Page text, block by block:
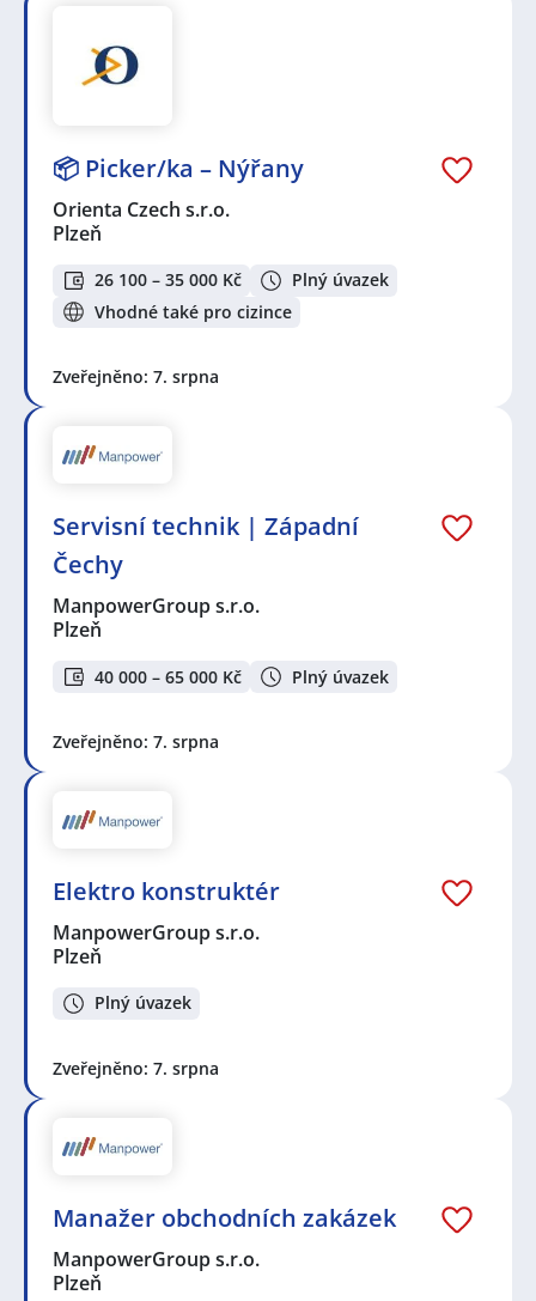
📦 Picker/ka – Nýřany
Orienta Czech s.r.o.
Plzeň
26 100 – 35 000 Kč
Plný úvazek
Vhodné také pro cizince
Zveřejněno: 7. srpna
Servisní technik | Západní
Čechy
ManpowerGroup s.r.o.
Plzeň
40 000 – 65 000 Kč Plný úvazek
Zveřejněno: 7. srpna
Elektro konstruktér
ManpowerGroup s.r.o.
Plzeň
Plný úvazek
Zveřejněno: 7. srpna
Manažer obchodních zakázek
ManpowerGroup s.r.o.
Plzeň